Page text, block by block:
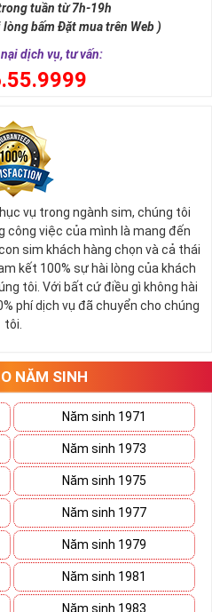
sim tứ quý 2
hài hòa của âm dương và đất
việc đều thuận lợi và mang lại
và kinh doanh.
sự ổn định và tính hai mặt của
được sự lựa chọn, để đưa ra
nhắt.
số sim càng giúp cho ý nghĩa
sim Tứ Quý 2 giúp khích lệ tinh
cứ điều gì mà hãy cứ làm thì
sẽ đến.
mang lại là gì?
tuần từ 7h-19h
bấm Đặt mua trên Web )
dịch vụ, tư vấn:
vụ trong ngành sim, chúng tôi
công việc của mình là mang đến
sim khách hàng chọn và cả thái
kết 100% sự hài lòng của khách
tôi. Với bất cứ điều gì không hài
phí dịch vụ đã chuyển cho chúng
tôi.
NĂM SINH
Năm sinh 1971
Năm sinh 1973
Năm sinh 1975
Năm sinh 1977
Năm sinh 1979
Năm sinh 1981
Năm sinh 1983